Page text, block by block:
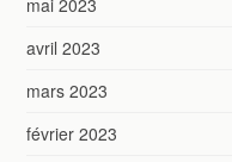
avril 2023
mars 2023
février 2023